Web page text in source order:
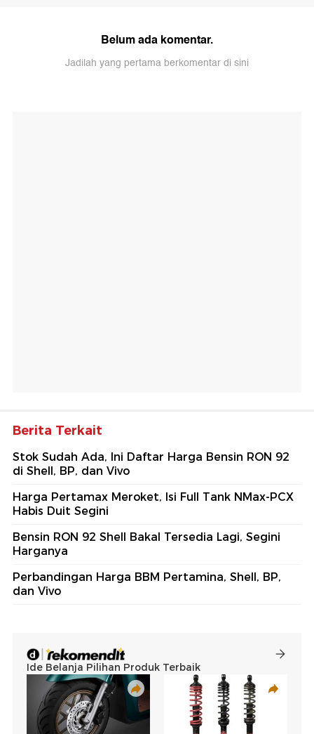
Belum ada komentar.
Jadilah yang pertama berkomentar di sini
Berita Terkait
Stok Sudah Ada, Ini Daftar Harga Bensin RON 92
di Shell, BP, dan Vivo
Harga Pertamax Meroket, Isi Full Tank NMax-PCX
Habis Duit Segini
Bensin RON 92 Shell Bakal Tersedia Lagi, Segini
Harganya
Perbandingan Harga BBM Pertamina, Shell, BP,
dan Vivo